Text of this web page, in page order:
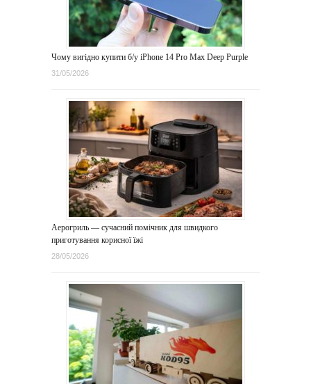
Чому вигідно купити б/у iPhone 14 Pro Max Deep Purple
31/05/2026
Аерогриль — сучасний помічник для швидкого
приготування корисної їжі
28/05/2026